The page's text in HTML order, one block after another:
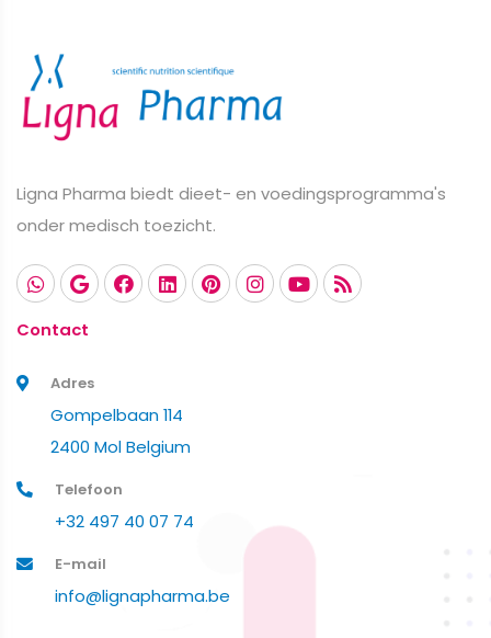
Ligna Pharma biedt dieet- en voedingsprogramma's
onder medisch toezicht.
Contact
Adres
Gompelbaan 114
2400 Mol Belgium
Telefoon
+32 497 40 07 74
E-mail
info@lignapharma.be